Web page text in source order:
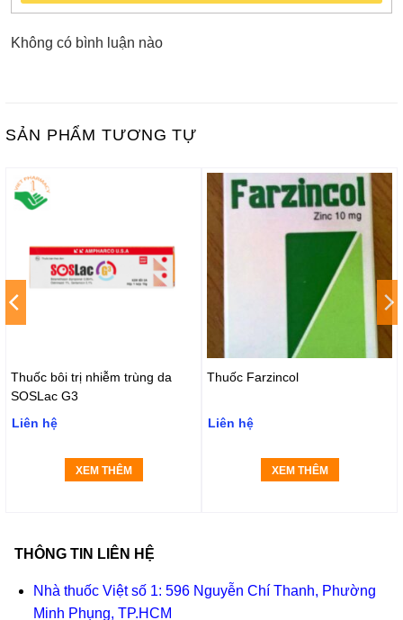
Không có bình luận nào
SẢN PHẨM TƯƠNG TỰ
Thuốc bôi trị nhiễm trùng da
SOSLac G3
Liên hệ
XEM THÊM
Thuốc Farzincol
Liên hệ
XEM THÊM
THÔNG TIN LIÊN HỆ
Nhà thuốc Việt số 1: 596 Nguyễn Chí Thanh, Phường
Minh Phụng, TP.HCM